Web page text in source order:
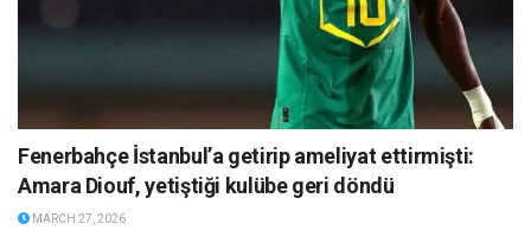
Fenerbahçe İstanbul’a getirip ameliyat ettirmişti:
Amara Diouf, yetiştiği kulübe geri döndü
MARCH 27, 2026